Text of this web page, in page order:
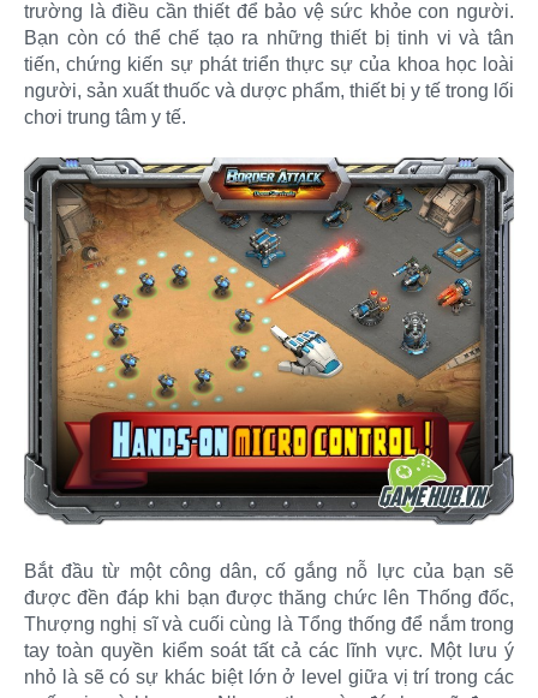
trường là điều cần thiết để bảo vệ sức khỏe con người.
Bạn còn có thể chế tạo ra những thiết bị tinh vi và tân
tiến, chứng kiến sự phát triển thực sự của khoa học loài
người, sản xuất thuốc và dược phẩm, thiết bị y tế trong lối
chơi trung tâm y tế.
Bắt đầu từ một công dân, cố gắng nỗ lực của bạn sẽ
được đền đáp khi bạn được thăng chức lên Thống đốc,
Thượng nghị sĩ và cuối cùng là Tổng thống để nắm trong
tay toàn quyền kiểm soát tất cả các lĩnh vực. Một lưu ý
nhỏ là sẽ có sự khác biệt lớn ở level giữa vị trí trong các